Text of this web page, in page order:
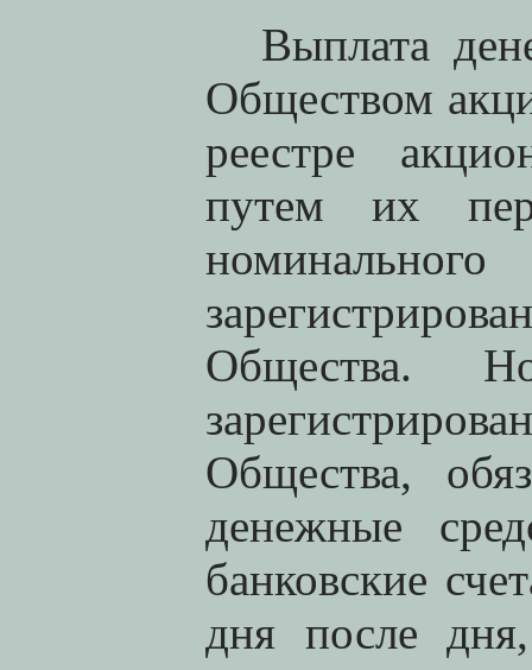
Выплата
Обществом
реестре
путем их
Общества.
Общества,
денежные
банковские
дня после